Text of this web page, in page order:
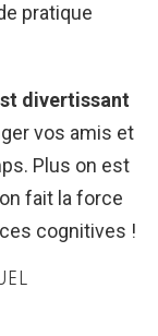
pratique
divertissant
vos amis et
Plus on est
fait la force
cognitives !